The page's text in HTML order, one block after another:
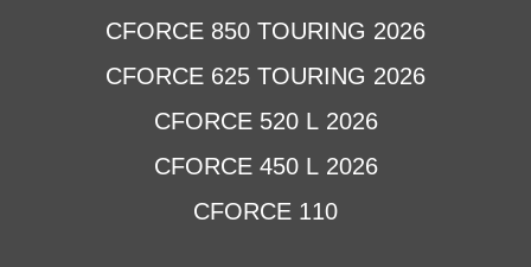
CFORCE 850 TOURING 2026
CFORCE 625 TOURING 2026
CFORCE 520 L 2026
CFORCE 450 L 2026
CFORCE 110